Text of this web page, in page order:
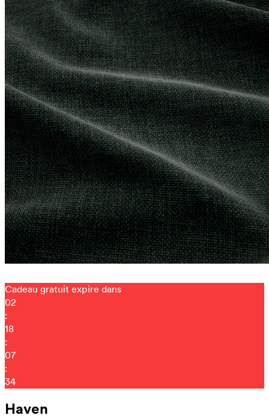
Cadeau gratuit expire dans
02
:
18
:
07
:
26
Haven